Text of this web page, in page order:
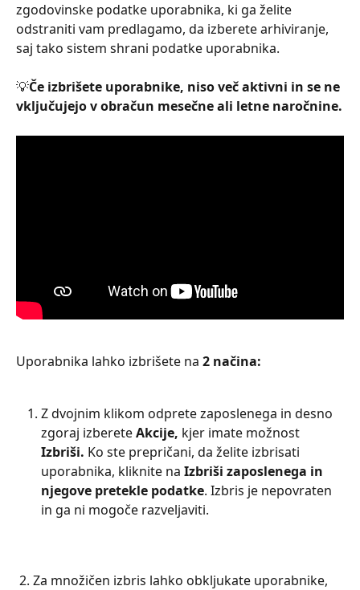
zgodovinske podatke uporabnika, ki ga želite
odstraniti vam predlagamo, da izberete arhiviranje,
saj tako sistem shrani podatke uporabnika.
💡Če izbrišete uporabnike, niso več aktivni in se ne
vključujejo v obračun mesečne ali letne naročnine.
Uporabnika lahko izbrišete na 2 načina:
Z dvojnim klikom odprete zaposlenega in desno
zgoraj izberete Akcije, kjer imate možnost
Izbriši. Ko ste prepričani, da želite izbrisati
uporabnika, kliknite na Izbriši zaposlenega in
njegove pretekle podatke. Izbris je nepovraten
in ga ni mogoče razveljaviti.